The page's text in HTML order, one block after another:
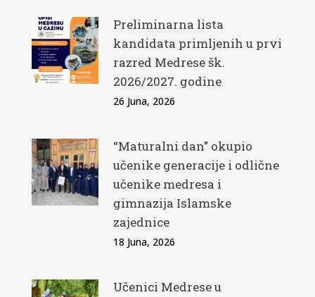
Preliminarna lista
kandidata primljenih u prvi
razred Medrese šk.
2026/2027. godine
26 Juna, 2026
“Maturalni dan” okupio
učenike generacije i odlične
učenike medresa i
gimnazija Islamske
zajednice
18 Juna, 2026
Učenici Medrese u